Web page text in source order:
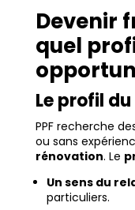
Devenir
quel
Le profil
PPF recherche
ou sans
rénovation. Le
Un sens du
particuliers.